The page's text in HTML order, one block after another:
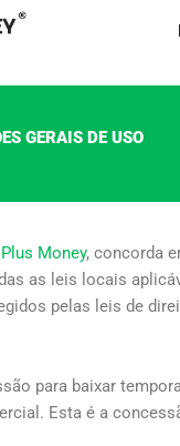
GERAIS DE USO
Plus Money, concorda
as leis locais
pelas leis de
para baixar
Esta é a